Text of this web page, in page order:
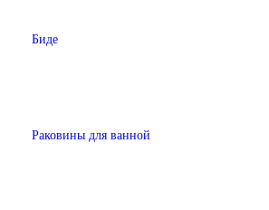
Биде
Раковины для ванной